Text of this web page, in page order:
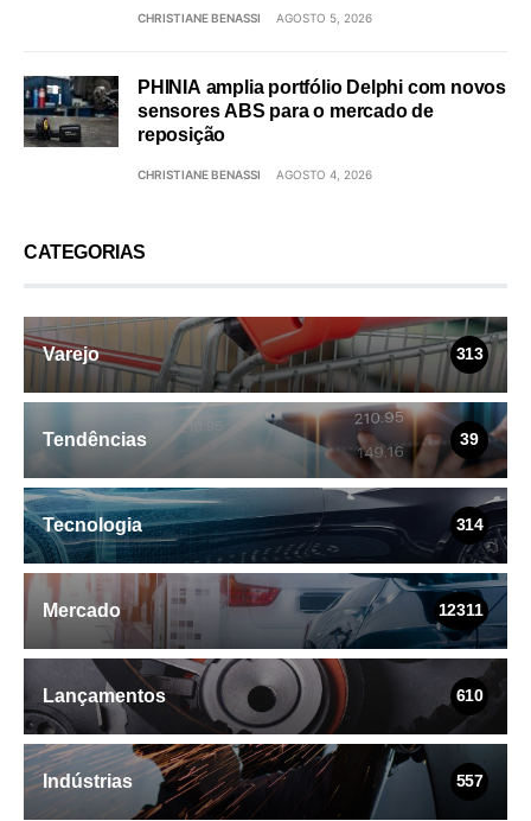
CHRISTIANE BENASSI AGOSTO 5, 2026
PHINIA amplia portfólio Delphi com novos
sensores ABS para o mercado de
reposição
CHRISTIANE BENASSI AGOSTO 4, 2026
CATEGORIAS
Varejo 313
Tendências 39
Tecnologia 314
Mercado 12311
Lançamentos 610
Indústrias 557